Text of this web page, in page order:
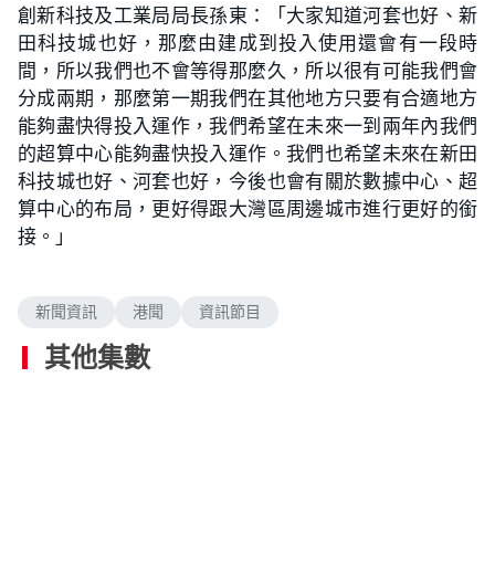
創新科技及工業局局長孫東：「大家知道河套也好、新
田科技城也好，那麼由建成到投入使用還會有一段時
間，所以我們也不會等得那麼久，所以很有可能我們會
分成兩期，那麼第一期我們在其他地方只要有合適地方
能夠盡快得投入運作，我們希望在未來一到兩年內我們
的超算中心能夠盡快投入運作。我們也希望未來在新田
科技城也好、河套也好，今後也會有關於數據中心、超
算中心的布局，更好得跟大灣區周邊城市進行更好的銜
接。」
新聞資訊 港聞 資訊節目
其他集數